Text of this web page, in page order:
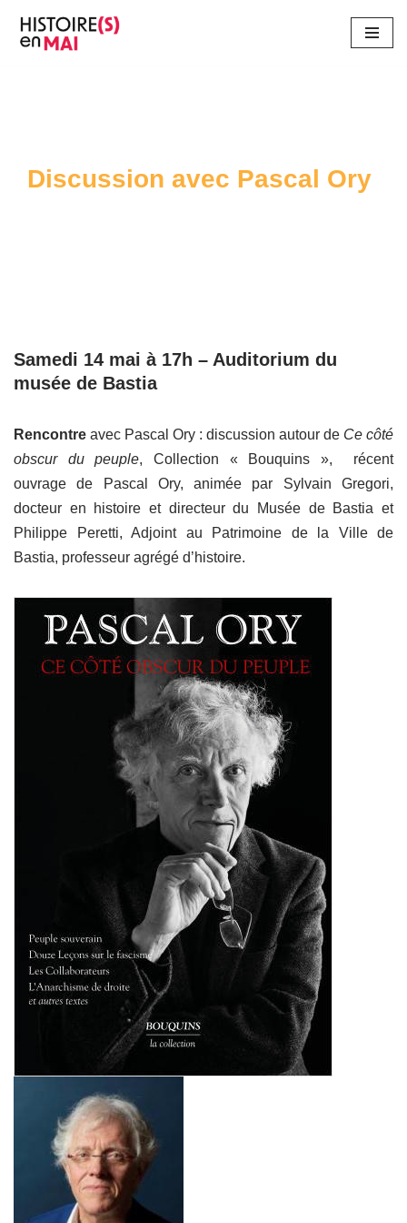
Aller
Discussion avec Pascal Ory
Samedi 14 mai à 17h – Auditorium du
musée de Bastia
Rencontre avec Pascal Ory : discussion autour de Ce côté
obscur du peuple, Collection « Bouquins », récent
ouvrage de Pascal Ory, animée par Sylvain Gregori,
docteur en histoire et directeur du Musée de Bastia et
Philippe Peretti, Adjoint au Patrimoine de la Ville de
Bastia, professeur agrégé d’histoire.